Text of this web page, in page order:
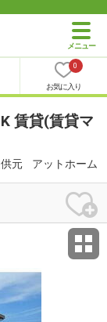
0
お気に入り
賃貸(賃貸マ
元 アットホーム